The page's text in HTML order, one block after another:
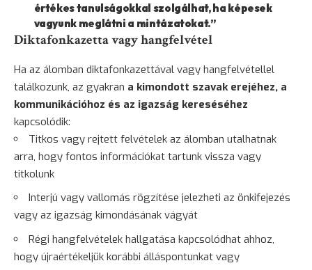
értékes tanulságokkal szolgálhat, ha képesek
vagyunk meglátni a mintázatokat.”
Diktafonkazetta vagy hangfelvétel
Ha az álomban diktafonkazettával vagy hangfelvétellel
találkozunk, az gyakran a kimondott szavak erejéhez, a
kommunikációhoz és az igazság kereséséhez
kapcsolódik:
Titkos vagy rejtett felvételek az álomban utalhatnak
arra, hogy fontos információkat tartunk vissza vagy
titkolunk
Interjú vagy vallomás rögzítése jelezheti az önkifejezés
vagy az igazság kimondásának vágyát
Régi hangfelvételek hallgatása kapcsolódhat ahhoz,
hogy újraértékeljük korábbi álláspontunkat vagy